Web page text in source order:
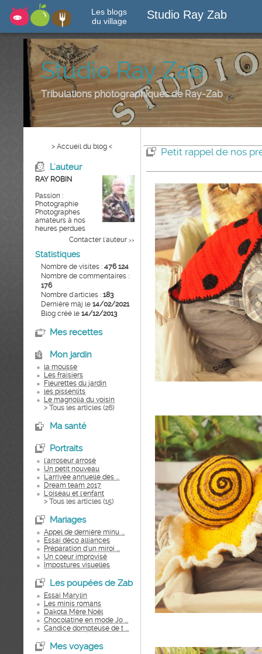
Les blogs
du village
Studio Ray Zab
Studio Ray Zab
Tribulations photographiques de Ray-Zab
> Accueil du blog <
L'auteur
RAY ROBIN
Passion :
Photographie
Photographes
amateurs à nos
heures perdues
Contacter l'auteur >>
Statistiques
Nombre de visites : 476 124
Nombre de commentaires :
176
Nombre d'articles : 183
Dernière màj le 14/02/2021
Blog créé le 14/12/2013
Mes recettes
Mon jardin
la mousse
Les fraisiers
Fleurettes du jardin
les pissenlits
Le magnolia du voisin
> Tous les articles (26)
Ma santé
Portraits
l'arroseur arrosé
Un petit nouveau
L'arrivée annuelle des ...
Dream team 2017
L'oiseau et l'enfant
> Tous les articles (15)
Mariages
Appel de dernière minu ...
Essai déco alliances
Préparation d'un miroi ...
Un coeur improvisé
Impostures visuelles
Les poupées de Zab
Essai Marylin
Les minis romans
Dakota Mère Noël
Chocolatine en mode Jo ...
Candice dompteuse de t ...
Mes voyages
Petit rappel de nos